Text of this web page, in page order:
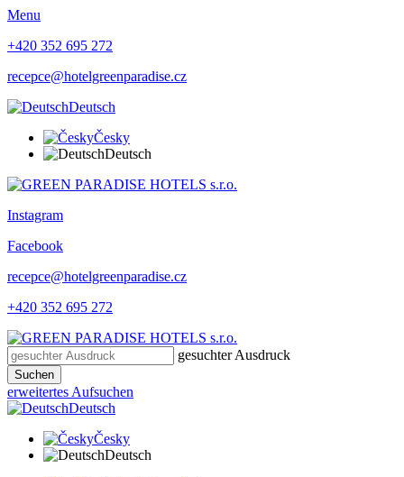
Menu
+420 352 695 272
recepce@hotelgreenparadise.cz
Deutsch
Česky
Deutsch
Instagram
Facebook
recepce@hotelgreenparadise.cz
+420 352 695 272
gesuchter Ausdruck
Suchen
erweitertes Aufsuchen
Deutsch
Česky
Deutsch